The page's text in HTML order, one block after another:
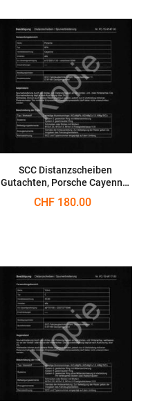
SCC Distanzscheiben
Gutachten, Porsche Cayenne,
CHF 180.00